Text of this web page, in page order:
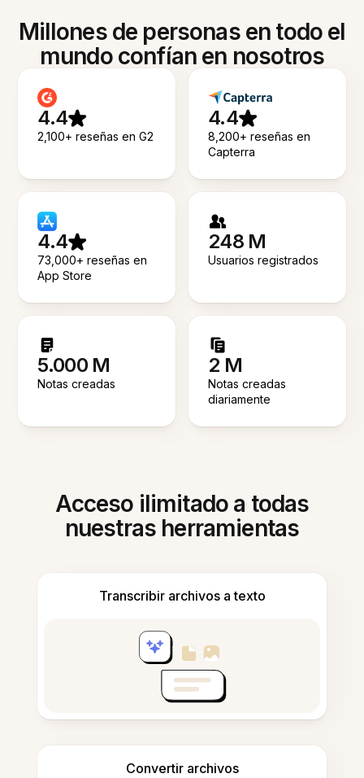
Millones de personas en todo el
mundo confían en nosotros
4.4
2,100+ reseñas en G2
4.4
8,200+ reseñas en
Capterra
4.4
73,000+ reseñas en
App Store
248 M
Usuarios registrados
5.000 M
Notas creadas
2 M
Notas creadas
diariamente
Acceso ilimitado a todas
nuestras herramientas
Transcribir archivos a texto
Convertir archivos